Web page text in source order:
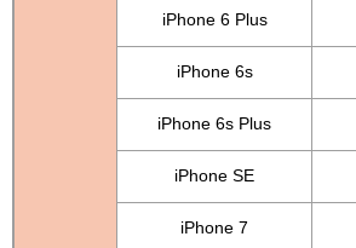
iPhone 6 Plus
iPhone 6s
iPhone 6s Plus
iPhone SE
iPhone 7